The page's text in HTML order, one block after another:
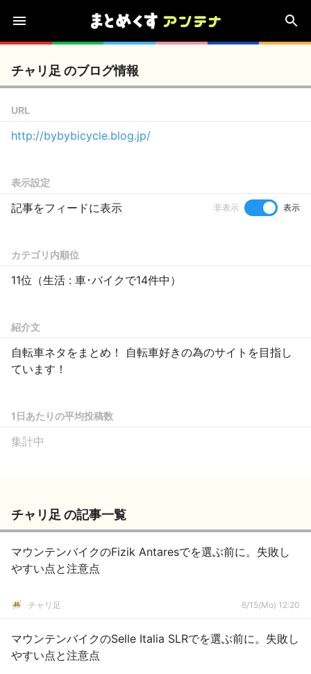
チャリ足 のブログ情報
URL
http://bybybicycle.blog.jp/
表示設定
記事をフィードに表示 非表示 表示
カテゴリ内順位
11位（生活 : 車･バイクで14件中）
紹介文
自転車ネタをまとめ！ 自転車好きの為のサイトを目指し
ています！
1日あたりの平均投稿数
集計中
チャリ足 の記事一覧
マウンテンバイクのFizik Antaresでを選ぶ前に。失敗し
やすい点と注意点
チャリ足 6/15(Mo) 12:20
マウンテンバイクのSelle Italia SLRでを選ぶ前に。失敗し
やすい点と注意点